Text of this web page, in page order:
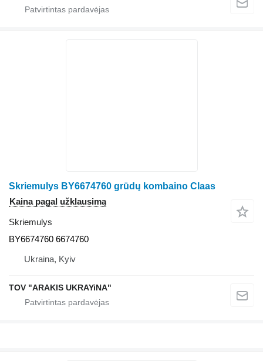
Skriemulys BY6674760 grūdų kombaino Claas
Kaina pagal užklausimą
Skriemulys
BY6674760 6674760
Ukraina, Kyiv
TOV "ARAKIS UKRAYiNA"